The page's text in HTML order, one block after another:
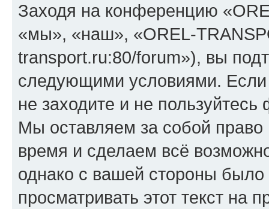
Заходя на конференцию
«мы», «наш», «OREL-
transport.ru:80/forum»), вы
следующими условиями.
не заходите и не
Мы оставляем за собой
время и сделаем всё
однако с вашей стороны
просматривать этот текст на